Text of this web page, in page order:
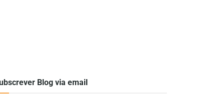
Blog via email